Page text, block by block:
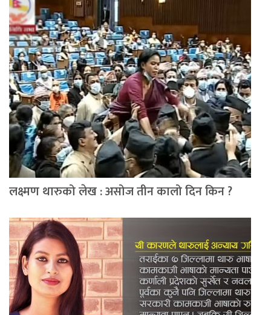
लक्ष्मण थारुको लेख : असोज तीन कालो दिन किन ?